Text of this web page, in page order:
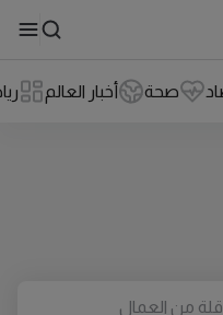
صحة أخبار العالم
من العمال